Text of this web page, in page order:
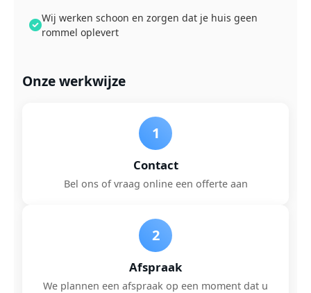
Wij werken schoon en zorgen dat je huis geen
rommel oplevert
Onze werkwijze
1
Contact
Bel ons of vraag online een offerte aan
2
Afspraak
We plannen een afspraak op een moment dat u